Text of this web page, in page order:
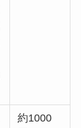
約1000